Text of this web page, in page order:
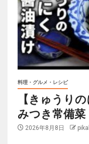
料理・グルメ・レシピ
【きゅうり
みつき常備
2026年8月8日